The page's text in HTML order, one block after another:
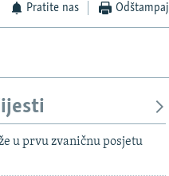
Auto 270p
Pratite nas Odštampaj
u prvu zvaničnu posjetu